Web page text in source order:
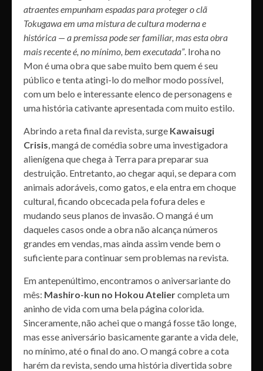
atraentes empunham espadas para proteger o clã
Tokugawa em uma mistura de cultura moderna e
histórica — a premissa pode ser familiar, mas esta obra
mais recente é, no mínimo, bem executada”. Iroha no
Mon é uma obra que sabe muito bem quem é seu
público e tenta atingi-lo do melhor modo possível,
com um belo e interessante elenco de personagens e
uma história cativante apresentada com muito estilo.
Abrindo a reta final da revista, surge Kawaisugi
Crisis , mangá de comédia sobre uma investigadora
alienígena que chega à Terra para preparar sua
destruição. Entretanto, ao chegar aqui, se depara com
animais adoráveis, como gatos, e ela entra em choque
cultural, ficando obcecada pela fofura deles e
mudando seus planos de invasão. O mangá é um
daqueles casos onde a obra não alcança números
grandes em vendas, mas ainda assim vende bem o
suficiente para continuar sem problemas na revista.
Em antepenúltimo, encontramos o aniversariante do
mês: Mashiro-kun no Hokou Ateliercompleta um
aninho de vida com uma bela página colorida.
Sinceramente, não achei que o mangá fosse tão longe,
mas esse aniversário basicamente garante a vida dele,
no mínimo, até o final do ano. O mangá cobre a cota
harém da revista, sendo uma história divertida sobre